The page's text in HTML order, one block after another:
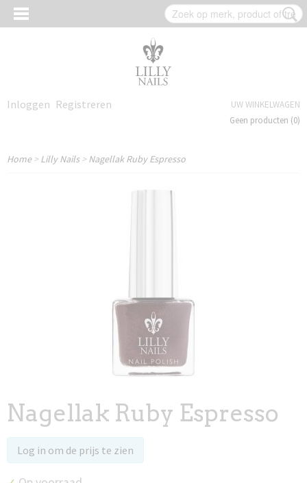
Inloggen Registreren
UW WINKELWAGEN
Geen producten (0)
Home>Lilly Nails>Nagellak Ruby Espresso
Nagellak Ruby Espresso
Log in om de prijs te zien